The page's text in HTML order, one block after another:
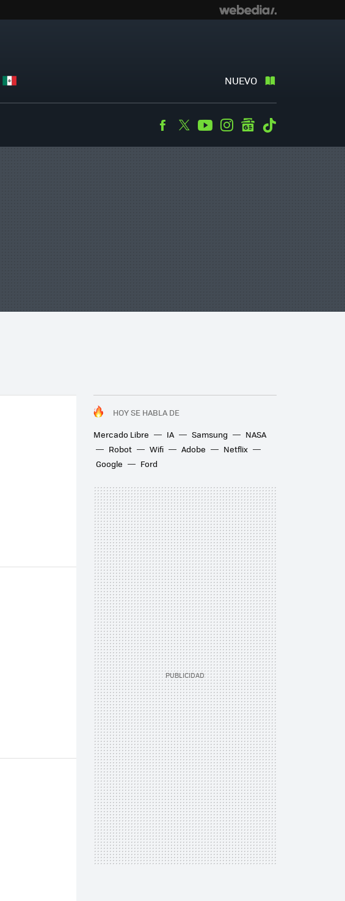
NUEVO
Facebook
TwitterYoutubeInstagramgooglenews
HOY SE HABLA DE
Mercado Libre
IA Samsung
NASA
Robot
Wifi Adobe
Netflix
Google
Ford